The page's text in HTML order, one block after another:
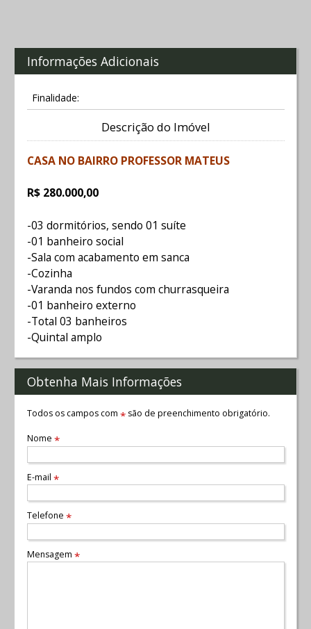
Informações Adicionais
Finalidade:
Descrição do Imóvel
CASA NO BAIRRO PROFESSOR MATEUS
R$ 280.000,00
-03 dormitórios, sendo 01 suíte
-01 banheiro social
-Sala com acabamento em sanca
-Cozinha
-Varanda nos fundos com churrasqueira
-01 banheiro externo
-Total 03 banheiros
-Quintal amplo
Obtenha Mais Informações
Todos os campos com *são de preenchimento obrigatório.
Nome *
E-mail *
Telefone *
Mensagem *